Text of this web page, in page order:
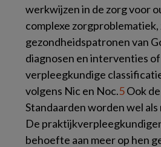
werkwijzen in de zorg voor
complexe zorgproblematiek,
gezondheidspatronen van
diagnosen en interventies
verpleegkundige
volgens Nic en Noc.5Ook
Standaarden worden wel
De
behoefte aan meer op hen